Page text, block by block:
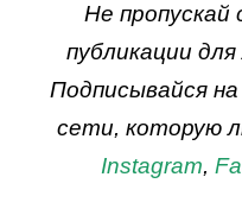
Не
публикации
Подписывайся
сети, которую
Instagram,